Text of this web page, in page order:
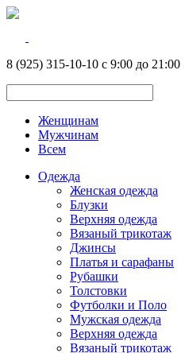
8 (925) 315-10-10 с 9:00 до 21:00
Женщинам
Мужчинам
Всем
Одежда
Женская одежда
Блузки
Верхняя одежда
Вязаный трикотаж
Джинсы
Платья и сарафаны
Рубашки
Толстовки
Футболки и Поло
Мужская одежда
Верхняя одежда
Вязаный трикотаж